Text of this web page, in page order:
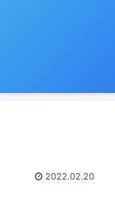
2022.02.20